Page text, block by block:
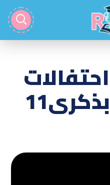
المؤسسة بذكرى11